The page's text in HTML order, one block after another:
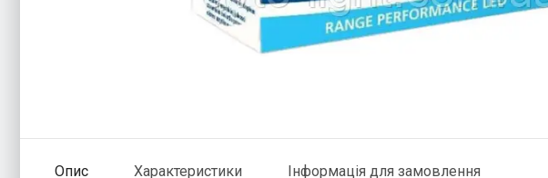
Опис Характеристики Інформація для замовлення